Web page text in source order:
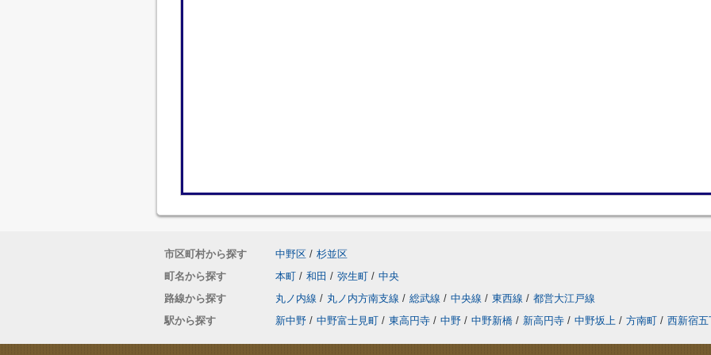
市区町村から探す 中野区 / 杉並区
町名から探す
本町 / 和田 / 弥生町 / 中央
路線から探す
丸ノ内線 / 丸ノ内方南支線 / 総武線 / 中央線 / 東西線 / 都営大江戸線
駅から探す
新中野 / 中野富士見町 / 東高円寺 / 中野 / 中野新橋 / 新高円寺 / 中野坂上 / 方南町 / 西新宿五